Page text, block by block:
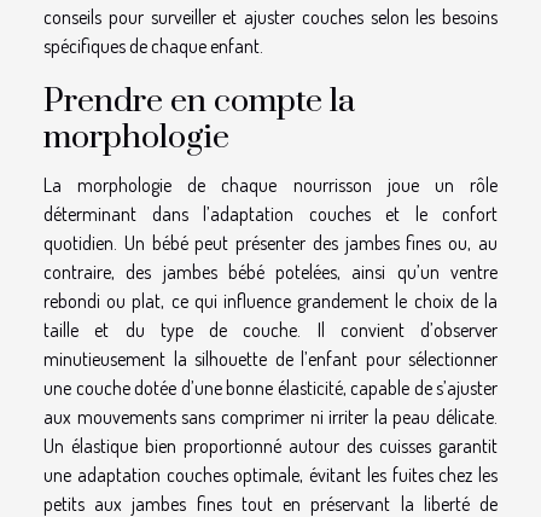
conseils pour surveiller et ajuster couches selon les besoins
spécifiques de chaque enfant.
Prendre en compte la
morphologie
La morphologie de chaque nourrisson joue un rôle
déterminant dans l’adaptation couches et le confort
quotidien. Un bébé peut présenter des jambes fines ou, au
contraire, des jambes bébé potelées, ainsi qu’un ventre
rebondi ou plat, ce qui influence grandement le choix de la
taille et du type de couche. Il convient d’observer
minutieusement la silhouette de l’enfant pour sélectionner
une couche dotée d’une bonne élasticité, capable de s’ajuster
aux mouvements sans comprimer ni irriter la peau délicate.
Un élastique bien proportionné autour des cuisses garantit
une adaptation couches optimale, évitant les fuites chez les
petits aux jambes fines tout en préservant la liberté de